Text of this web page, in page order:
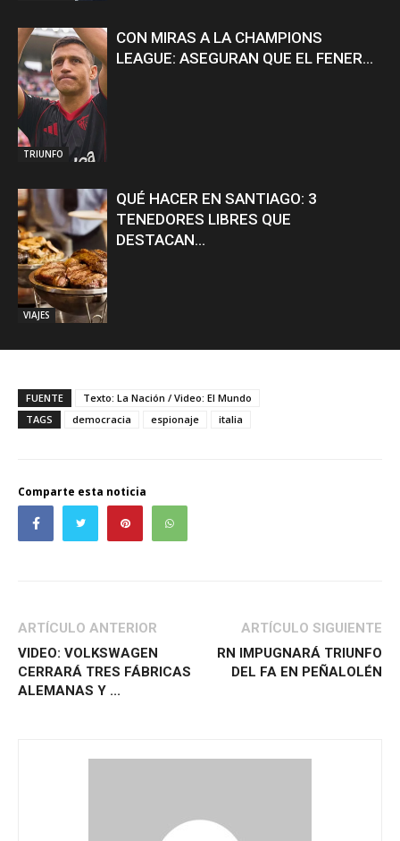
TRIUNFO
CON MIRAS A LA CHAMPIONS
LEAGUE: ASEGURAN QUE EL FENER...
VIAJES
QUÉ HACER EN SANTIAGO: 3
TENEDORES LIBRES QUE
DESTACAN...
FUENTE
Texto: La Nación / Video: El Mundo
TAGS
democracia espionaje italia
Comparte esta noticia
ARTÍCULO ANTERIOR
VIDEO: VOLKSWAGEN
CERRARÁ TRES FÁBRICAS
ALEMANAS Y ...
ARTÍCULO SIGUIENTE
RN IMPUGNARÁ TRIUNFO
DEL FA EN PEÑALOLÉN